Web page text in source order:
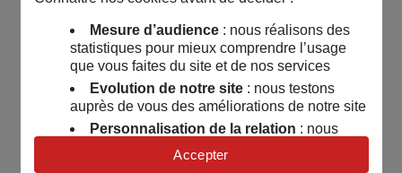
Mesure d’audience: nous réalisons des
statistiques pour mieux comprendre l’usage
que vous faites du site et de nos services
Evolution de notre site: nous testons
auprès de vous des améliorations de notre site
Personnalisation de la relation : nous
nous servons de cookies pour adapter nos
contenus et personnaliser nos offres
Accepter